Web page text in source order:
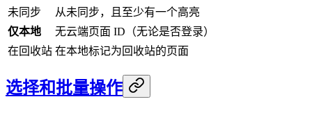
未同步
从未同步，且至少有一个高亮
仅本地
无云端页面 ID（无论是否登录）
在回收站 在本地标记为回收站的页面
选择和批量操作